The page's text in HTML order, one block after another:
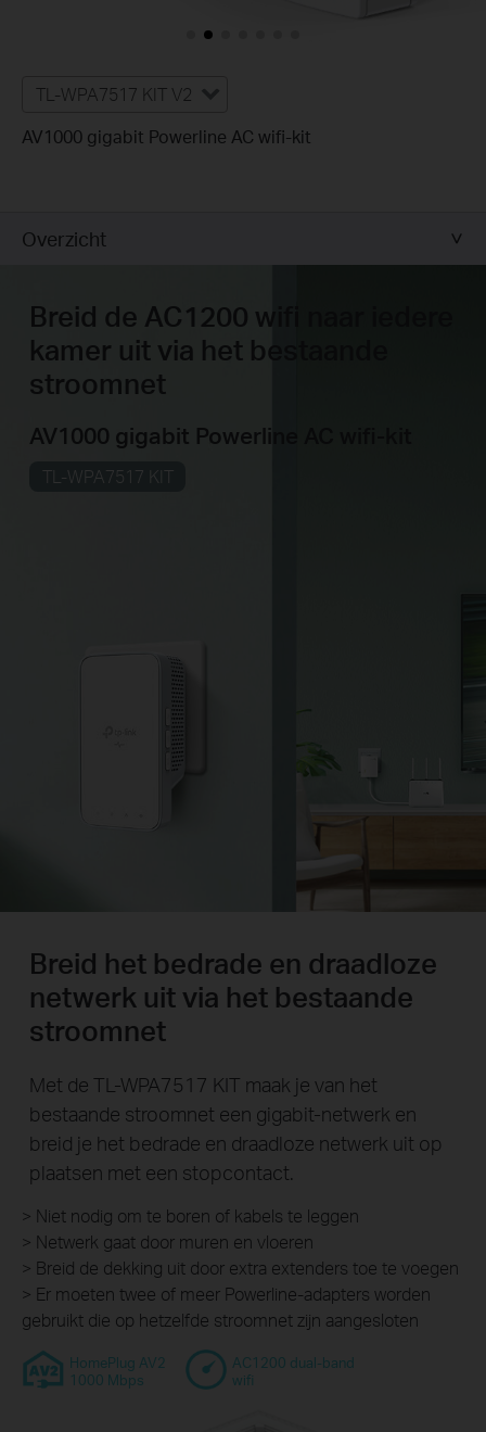
TL-WPA7517 KIT V2
AV1000 gigabit Powerline AC wifi-kit
Overzicht
Breid de AC1200 wifi naar iedere
kamer uit via het bestaande
stroomnet
AV1000 gigabit Powerline AC
TL-WPA7517 KIT
Breid het bedrade en draadloze
netwerk uit via het bestaande
stroomnet
Met de TL-WPA7517 KIT maak je van het
bestaande stroomnet een gigabit-netwerk en
breid je het bedrade en draadloze netwerk uit op
plaatsen met een stopcontact.
> Niet nodig om te boren of kabels te leggen
> Netwerk gaat door muren en vloeren
> Breid de dekking uit door extra extenders toe te voegen
> Er moeten twee of meer Powerline-adapters worden
gebruikt die op hetzelfde stroomnet zijn aangesloten
HomePlug AV2
1000 Mbps
AC1200 dual-band
wifi